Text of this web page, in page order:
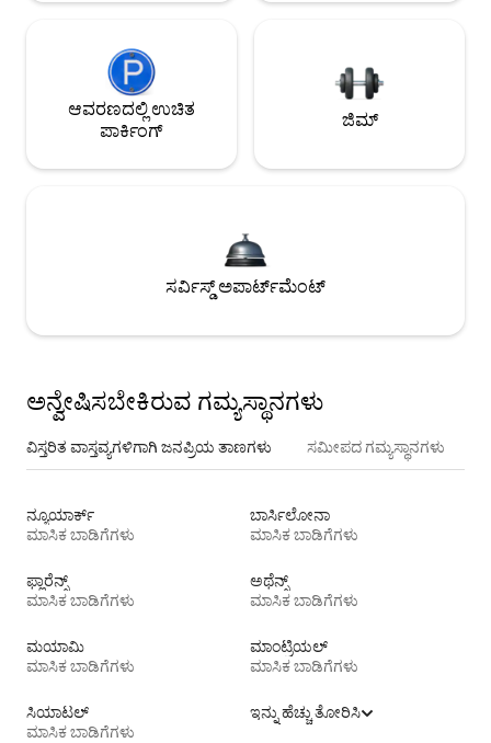
ಆವರಣದಲ್ಲಿ ಉಚಿತ
ಪಾರ್ಕಿಂಗ್
ಜಿಮ್
ಸರ್ವಿಸ್ಡ್ ಅಪಾರ್ಟ್‌ಮೆಂಟ್
ಅನ್ವೇಷಿಸಬೇಕಿರುವ ಗಮ್ಯಸ್ಥಾನಗಳು
ವಿಸ್ತರಿತ ವಾಸ್ತವ್ಯಗಳಿಗಾಗಿ ಜನಪ್ರಿಯ ತಾಣಗಳು ಸಮೀಪದ ಗಮ್ಯಸ್ಥಾನಗಳು
ನ್ಯೂಯಾರ್ಕ್
ಮಾಸಿಕ ಬಾಡಿಗೆಗಳು
ಬಾರ್ಸಿಲೋನಾ
ಮಾಸಿಕ ಬಾಡಿಗೆಗಳು
ಫ್ಲಾರೆನ್ಸ್
ಮಾಸಿಕ ಬಾಡಿಗೆಗಳು
ಅಥೆನ್ಸ್
ಮಾಸಿಕ ಬಾಡಿಗೆಗಳು
ಮಯಾಮಿ
ಮಾಸಿಕ ಬಾಡಿಗೆಗಳು
ಮಾಂಟ್ರಿಯಲ್
ಮಾಸಿಕ ಬಾಡಿಗೆಗಳು
ಸಿಯಾಟಲ್
ಮಾಸಿಕ ಬಾಡಿಗೆಗಳು
ಇನ್ನು ಹೆಚ್ಚು ತೋರಿಸಿ